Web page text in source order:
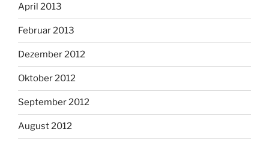
April 2013
Februar 2013
Dezember 2012
Oktober 2012
September 2012
August 2012